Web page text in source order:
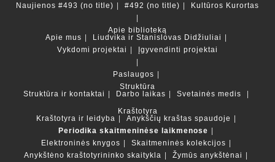
Naujienos #493 (no title) #492 (no title) Kultūros Kurortas
Apie biblioteką
Apie mus
Liudvika ir Stanislovas Didžiuliai
Vykdomi projektai
Įgyvendinti projektai
Paslaugos
Struktūra
Struktūra ir kontaktai
Darbo laikas
Svetainės medis
Kraštotyra
Kraštotyra ir leidyba
Anykščių kraštas spaudoje
Periodika skaitmeninėse laikmenose
Elektroninės knygos
Skaitmeninės kolekcijos
Anykštėno kraštotyrininko skaitykla
Žymūs anykštėnai